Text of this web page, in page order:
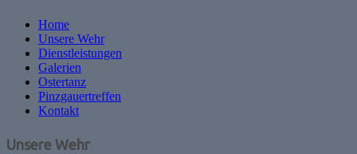
Home
Unsere Wehr
Dienstleistungen
Galerien
Ostertanz
Pinzgauertreffen
Kontakt
Unsere Wehr